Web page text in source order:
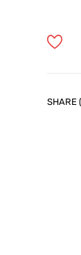
SHARE